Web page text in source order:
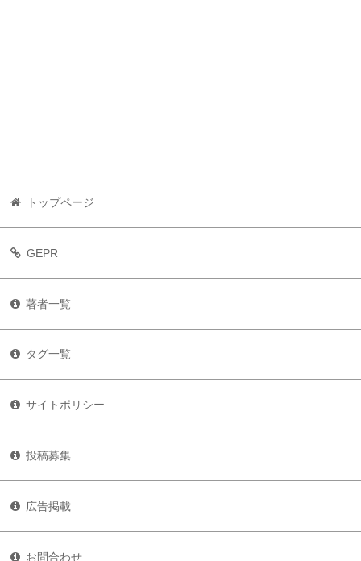
トップページ
GEPR
著者一覧
タグ一覧
サイトポリシー
投稿募集
広告掲載
お問合わせ